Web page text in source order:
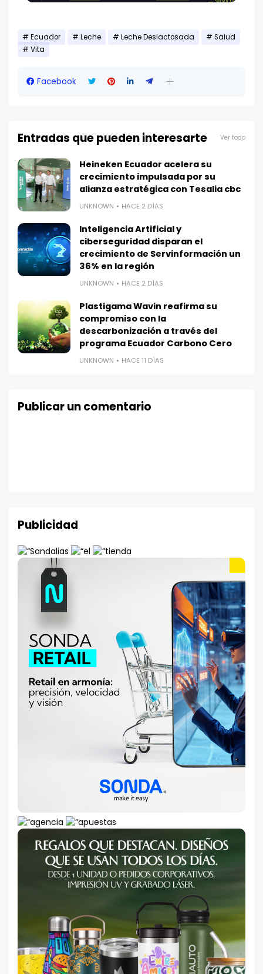
Ecuador Leche Leche Deslactosada
Salud
Vita
Facebook
Entradas que pueden interesarte Ver todo
Heineken Ecuador acelera su
crecimiento impulsada por su
alianza estratégica con Tesalia cbc
UNKNOWN HACE 2 DÍAS
Inteligencia Artificial y
ciberseguridad disparan el
crecimiento de Servinformación un
36% en la región
UNKNOWN HACE 2 DÍAS
Plastigama Wavin reafirma su
compromiso con la
descarbonización a través del
programa Ecuador Carbono Cero
UNKNOWN HACE 11 DÍAS
Publicar un comentario
Publicidad